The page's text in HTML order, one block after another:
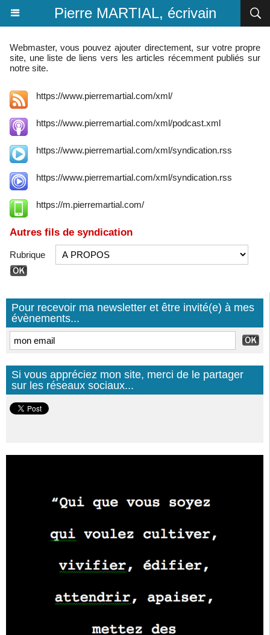
Pierre MARTIAL, écrivain
Webmaster, vous pouvez ajouter directement, sur votre propre
site, une liste de liens vers les articles récemment publiés sur
notre site.
https://www.pierremartial.com/xml/
https://www.pierremartial.com/xml/podcast.xml
https://www.pierremartial.com/xml/syndication.rss
https://www.pierremartial.com/xml/syndication.rss
https://m.pierremartial.com/
Autres fils de syndication
Rubrique
Pour recevoir ma newsletter et être invité(e) à mes
évènements...
Si vous appréciez mon site, merci de le partager
sur les réseaux sociaux...